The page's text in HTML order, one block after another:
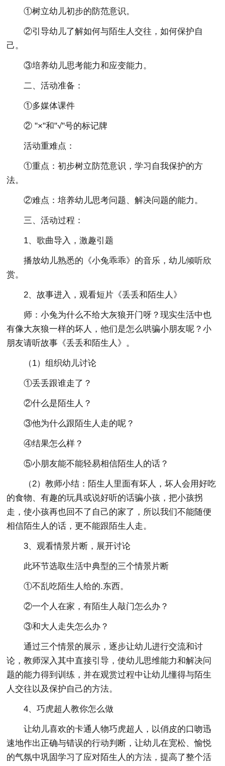
①树立幼儿初步的防范意识。
②引导幼儿了解如何与陌生人交往，如何保护自
己。
③培养幼儿思考能力和应变能力。
二、活动准备：
①多媒体课件
② "×"和"√"号的标记牌
活动重难点：
①重点：初步树立防范意识，学习自我保护的方
法。
②难点：培养幼儿思考问题、解决问题的能力。
三、活动过程：
1、歌曲导入，激趣引题
播放幼儿熟悉的《小兔乖乖》的音乐，幼儿倾听欣
赏。
2、故事进入，观看短片《丢丢和陌生人》
师：小兔为什么不给大灰狼开门呀？现实生活中也
有像大灰狼一样的坏人，他们是怎么哄骗小朋友呢？小
朋友请听故事《丢丢和陌生人》。
（1）组织幼儿讨论
①丢丢跟谁走了？
②什么是陌生人？
③他为什么跟陌生人走的呢？
④结果怎么样？
⑤小朋友能不能轻易相信陌生人的话？
（2）教师小结：陌生人里面有坏人，坏人会用好吃
的食物、有趣的玩具或说好听的话骗小孩，把小孩拐
走，使小孩再也回不了自己的家了，所以我们不能随便
相信陌生人的话，更不能跟陌生人走。
3、观看情景片断，展开讨论
此环节选取生活中典型的三个情景片断
①不乱吃陌生人给的.东西。
②一个人在家，有陌生人敲门怎么办？
③和大人走失怎么办？
通过三个情景的展示，逐步让幼儿进行交流和讨
论，教师深入其中直接引导，使幼儿思维能力和解决问
题的能力得到训练，并在观赏过程中让幼儿懂得与陌生
人交往以及保护自己的方法。
4、巧虎超人教你怎么做
让幼儿喜欢的卡通人物巧虎超人，以俏皮的口吻迅
速地作出正确与错误的行动判断，让幼儿在宽松、愉悦
的气氛中巩固学习了应对陌生人的方法，提高了整个活